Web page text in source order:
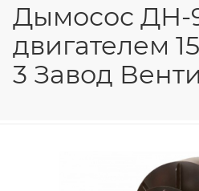
Дымосос ДН-
двигателем
3 Завод